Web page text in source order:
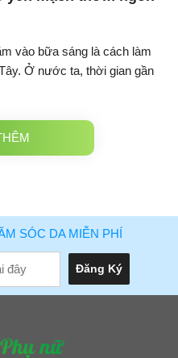
vào bữa sáng là cách làm
Ở nước ta, thời gian gần
SÓC DA MIỄN PHÍ